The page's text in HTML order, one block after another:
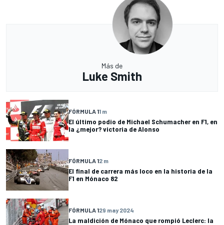
Más de
Luke Smith
FÓRMULA 11 m
El último podio de Michael Schumacher en F1, en
la ¿mejor? victoria de Alonso
FÓRMULA 12 m
El final de carrera más loco en la historia de la
F1 en Mónaco 82
FÓRMULA 129 may 2024
La maldición de Mónaco que rompió Leclerc: la